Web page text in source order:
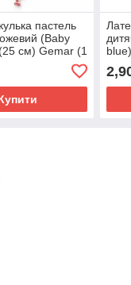
пастель
(Baby
см) Gemar (1